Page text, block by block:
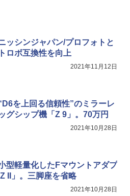
ッシンジャパン/プロフォトと
ロボ互換性を向上
2021年11月12日
を上回る信頼性”のミラーレ
グシップ機「Z 9」。70万円
2021年10月28日
型軽量化したFマウントアダプ
II」。三脚座を省略
2021年10月28日